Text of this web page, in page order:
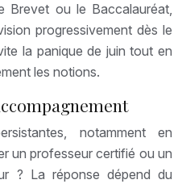
Brevet ou le Baccalauréat,
progressivement dès le
la panique de juin tout en
les notions.
notamment en
un professeur certifié ou un
? La réponse dépend du